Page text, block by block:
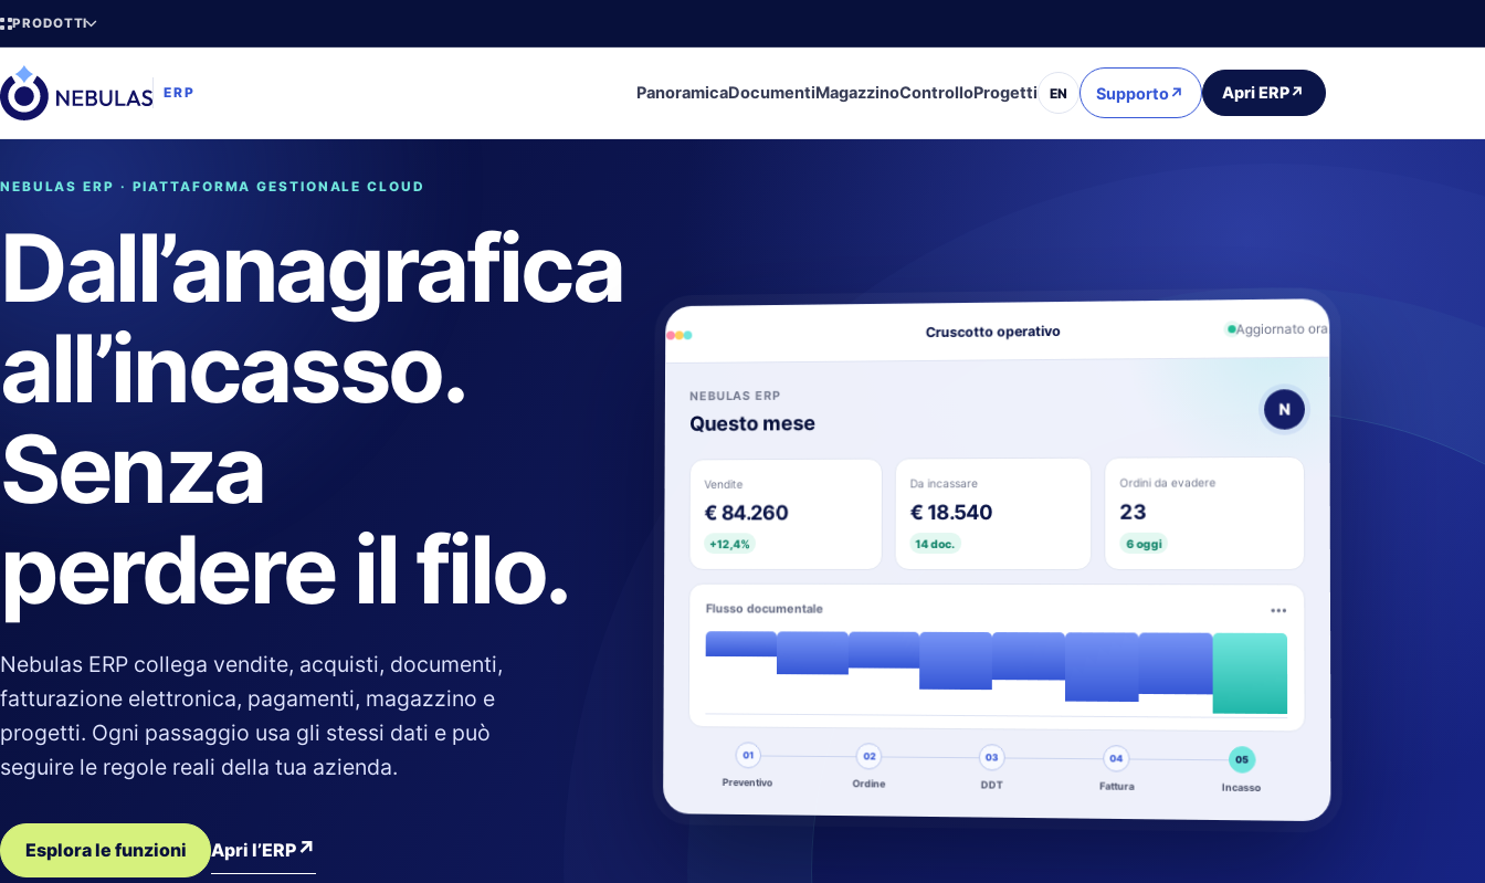
PRODOTTI
ERP PanoramicaDocumentiMagazzinoControlloProgetti EN Supporto↗ Apri ERP↗
NEBULAS ERP · PIATTAFORMA GESTIONALE CLOUD
Dall’anagrafica
all’incasso.
Senza
perdere il filo.
Nebulas ERP collega vendite, acquisti, documenti,
fatturazione elettronica, pagamenti, magazzino e
progetti. Ogni passaggio usa gli stessi dati e può
seguire le regole reali della tua azienda.
Esplora le funzioni Apri l’ERP↗
Cruscotto operativo Aggiornato ora
NEBULAS ERP
Questo mese
N
Vendite
€ 84.260
+12,4%
Da incassare
€ 18.540
14 doc.
Ordini da evadere
23
6 oggi
Flusso documentale •••
01
Preventivo
02
Ordine
03
DDT
04
Fattura
05
Incasso